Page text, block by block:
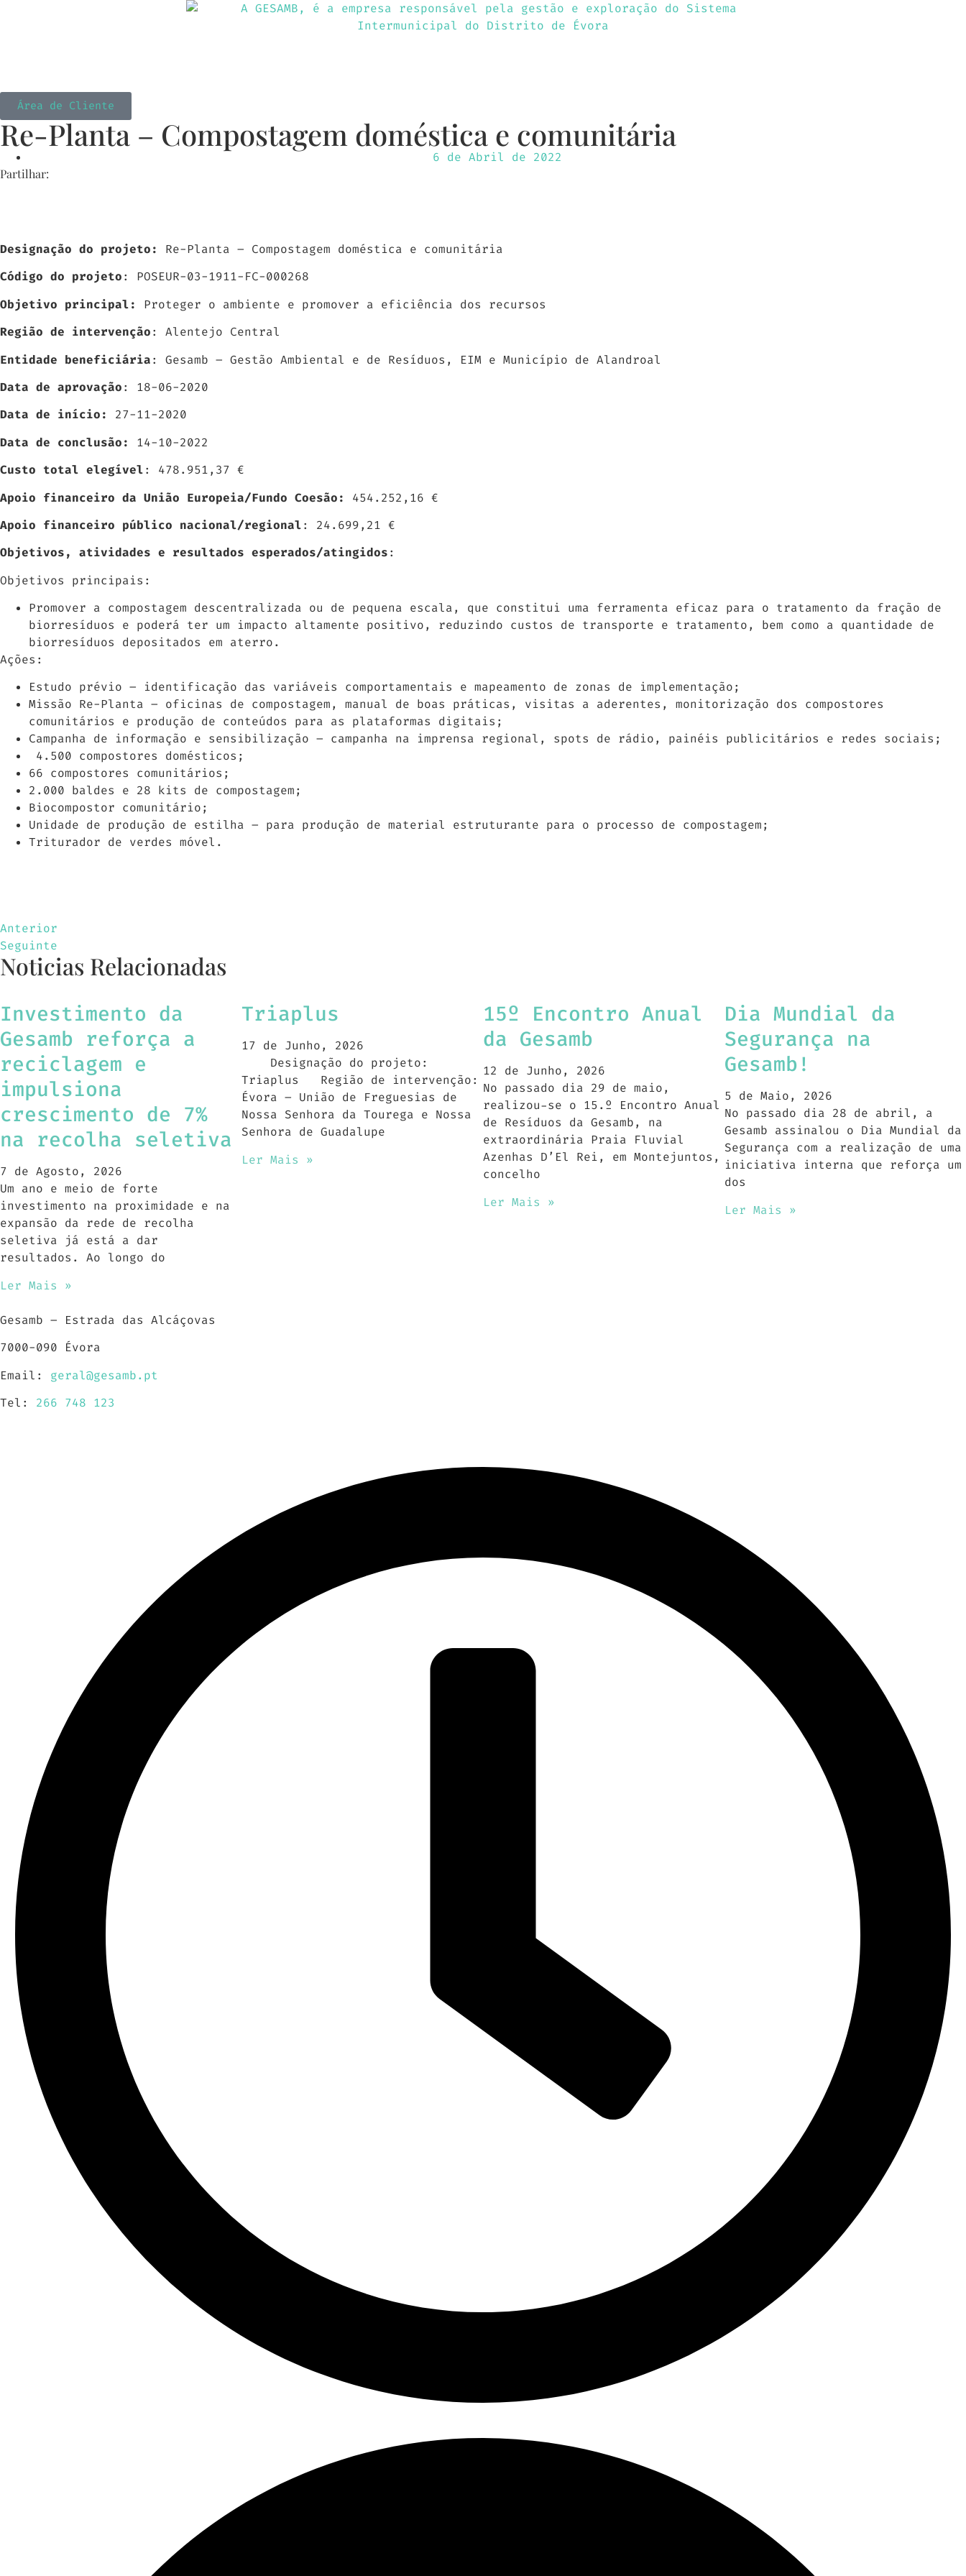
Área de Cliente
Re-Planta – Compostagem doméstica e comunitária
6 de Abril de 2022
Partilhar:
Designação do projeto:
Re-Planta – Compostagem doméstica e comunitária
Código do projeto: POSEUR-03-1911-FC-000268
Objetivo principal: Proteger o ambiente e promover a eficiência dos recursos
Região de intervenção: Alentejo Central
Entidade beneficiária: Gesamb – Gestão Ambiental e de Resíduos, EIM e Município de Alandroal
Data de aprovação: 18-06-2020
Data de início: 27-11-2020
Data de conclusão: 14-10-2022
Custo total elegível: 478.951,37 €
Apoio financeiro da União Europeia/Fundo Coesão:
454.252,16 €
Apoio financeiro público nacional/regional: 24.699,21 €
Objetivos, atividades e resultados esperados/atingidos:
Objetivos principais:
Promover a compostagem descentralizada ou de pequena escala, que constitui uma ferramenta eficaz para o tratamento da fração de
biorresíduos e poderá ter um impacto altamente positivo, reduzindo custos de transporte e tratamento, bem como a quantidade de
biorresíduos depositados em aterro.
Ações:
Estudo prévio – identificação das variáveis comportamentais e mapeamento de zonas de implementação;
Missão Re-Planta – oficinas de compostagem, manual de boas práticas, visitas a aderentes, monitorização dos compostores
comunitários e produção de conteúdos para as plataformas digitais;
Campanha de informação e sensibilização – campanha na imprensa regional, spots de rádio, painéis publicitários e redes sociais;
4.500 compostores domésticos;
66 compostores comunitários;
2.000 baldes e 28 kits de compostagem;
Biocompostor comunitário;
Unidade de produção de estilha – para produção de material estruturante para o processo de compostagem;
Triturador de verdes móvel.
Anterior
Seguinte
Noticias Relacionadas
Investimento da
Gesamb reforça a
reciclagem e
impulsiona
crescimento de 7%
na recolha seletiva
7 de Agosto, 2026
Um ano e meio de forte
investimento na proximidade e na
expansão da rede de recolha
seletiva já está a dar
resultados. Ao longo do
Ler Mais »
Triaplus
17 de Junho, 2026
Designação do projeto:
Triaplus Região de intervenção:
Évora – União de Freguesias de
Nossa Senhora da Tourega e Nossa
Senhora de Guadalupe
Ler Mais »
15º Encontro Anual
da Gesamb
12 de Junho, 2026
No passado dia 29 de maio,
realizou-se o 15.º Encontro Anual
de Resíduos da Gesamb, na
extraordinária Praia Fluvial
Azenhas D’El Rei, em Montejuntos,
concelho
Ler Mais »
Dia Mundial da
Segurança na
Gesamb!
5 de Maio, 2026
No passado dia 28 de abril, a
Gesamb assinalou o Dia Mundial da
Segurança com a realização de uma
iniciativa interna que reforça um
dos
Ler Mais »
Gesamb – Estrada das Alcáçovas
7000-090 Évora
Email: geral@gesamb.pt
Tel: 266 748 123